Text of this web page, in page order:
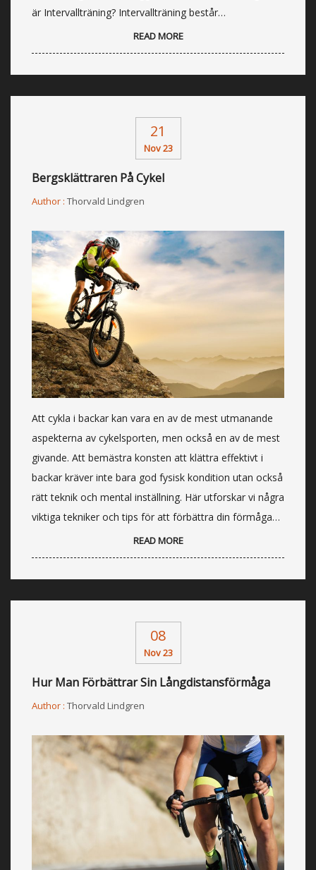
är Intervallträning? Intervallträning består…
READ MORE
21
Nov 23
Bergsklättraren På Cykel
Author : Thorvald Lindgren
Att cykla i backar kan vara en av de mest utmanande
aspekterna av cykelsporten, men också en av de mest
givande. Att bemästra konsten att klättra effektivt i
backar kräver inte bara god fysisk kondition utan också
rätt teknik och mental inställning. Här utforskar vi några
viktiga tekniker och tips för att förbättra din förmåga…
READ MORE
08
Nov 23
Hur Man Förbättrar Sin Långdistansförmåga
Author : Thorvald Lindgren